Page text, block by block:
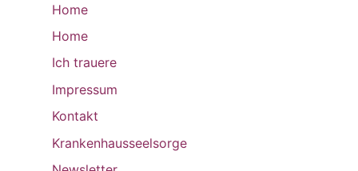
Home
Home
Ich trauere
Impressum
Kontakt
Krankenhausseelsorge